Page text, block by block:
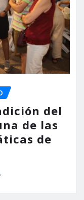
del
de las
de